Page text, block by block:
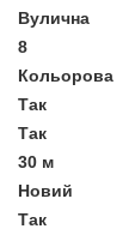
Вулична
8
Кольорова
Так
Так
30 м
Новий
Так